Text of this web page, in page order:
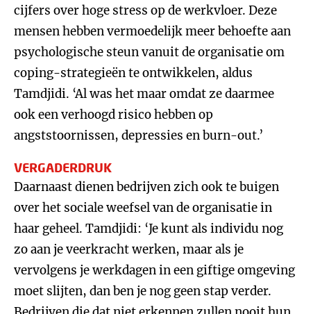
cijfers over hoge stress op de werkvloer. Deze
mensen hebben vermoedelijk meer behoefte aan
psychologische steun vanuit de organisatie om
coping-strategieën te ontwikkelen, aldus
Tamdjidi. ‘Al was het maar omdat ze daarmee
ook een verhoogd risico hebben op
angststoornissen, depressies en burn-out.’
VERGADERDRUK
Daarnaast dienen bedrijven zich ook te buigen
over het sociale weefsel van de organisatie in
haar geheel. Tamdjidi: ‘Je kunt als individu nog
zo aan je veerkracht werken, maar als je
vervolgens je werkdagen in een giftige omgeving
moet slijten, dan ben je nog geen stap verder.